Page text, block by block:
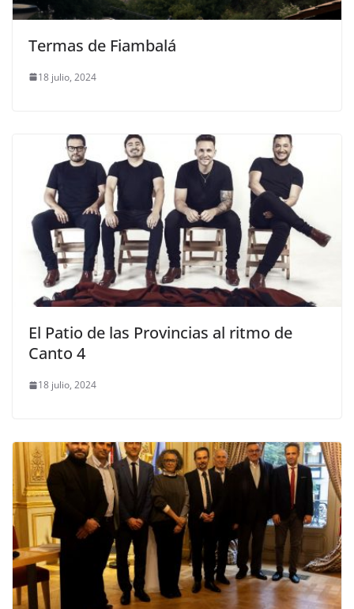
Termas de Fiambalá
18 julio, 2024
El Patio de las Provincias al ritmo de
Canto 4
18 julio, 2024